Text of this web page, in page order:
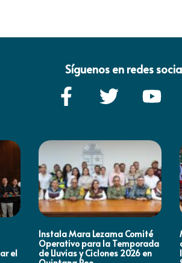
Síguenos en redes
el
Instala Mara Lezama Comité
Operativo para la Temporada
de Lluvias y Ciclones 2026 en